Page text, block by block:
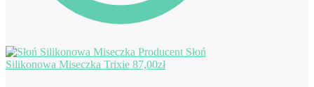
Słoń
Silikonowa Miseczka Trixie 87,00zł